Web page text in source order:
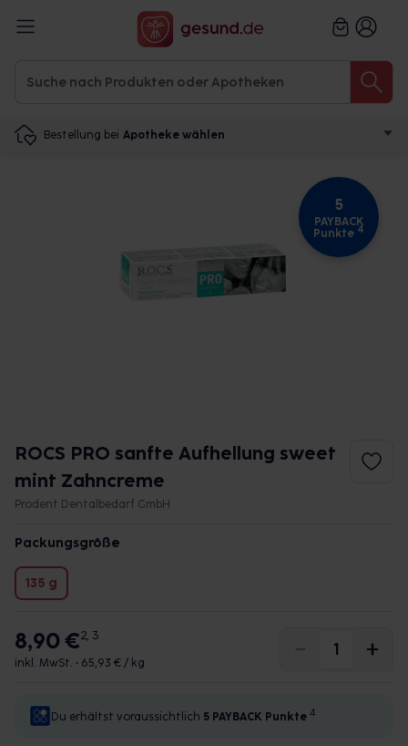
Bestellung bei Apotheke wählen
5
PAYBACK
Punkte 4
ROCS PRO sanfte Aufhellung sweet
mint Zahncreme
Prodent Dentalbedarf GmbH
Packungsgröße
135 g
8,90 €2, 3
inkl. MwSt. • 65,93 € / kg
Du erhältst voraussichtlich 5 PAYBACK Punkte 4